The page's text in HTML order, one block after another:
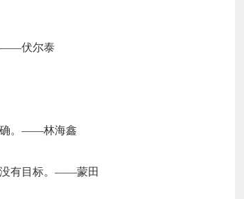
——伏尔泰
确。——林海鑫
没有目标。——蒙田